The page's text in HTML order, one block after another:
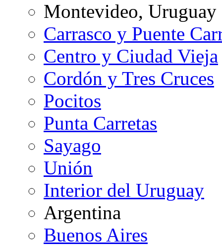
Montevideo, Uruguay
Carrasco y Puente
Centro y Ciudad Vieja
Cordón y Tres Cruces
Pocitos
Punta Carretas
Sayago
Unión
Interior del Uruguay
Argentina
Buenos Aires